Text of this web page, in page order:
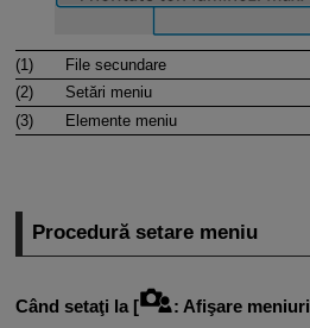
(1)
File secundare
(2)
Setări meniu
(3)
Elemente meniu
Procedură setare meniu
Când setaţi la [ :Afişare meniuri